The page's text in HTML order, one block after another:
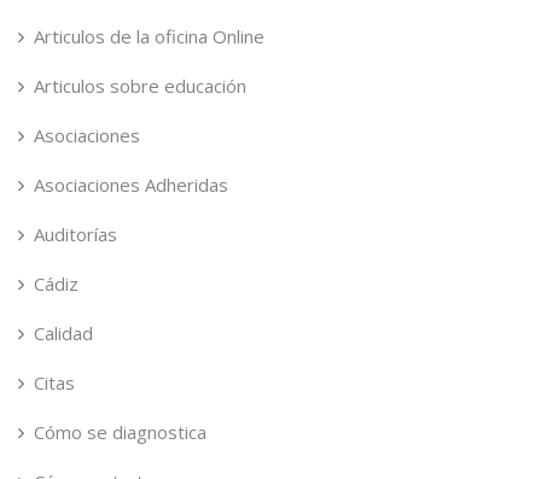
Articulos de la oficina Online
Articulos sobre educación
Asociaciones
Asociaciones Adheridas
Auditorías
Cádiz
Calidad
Citas
Cómo se diagnostica